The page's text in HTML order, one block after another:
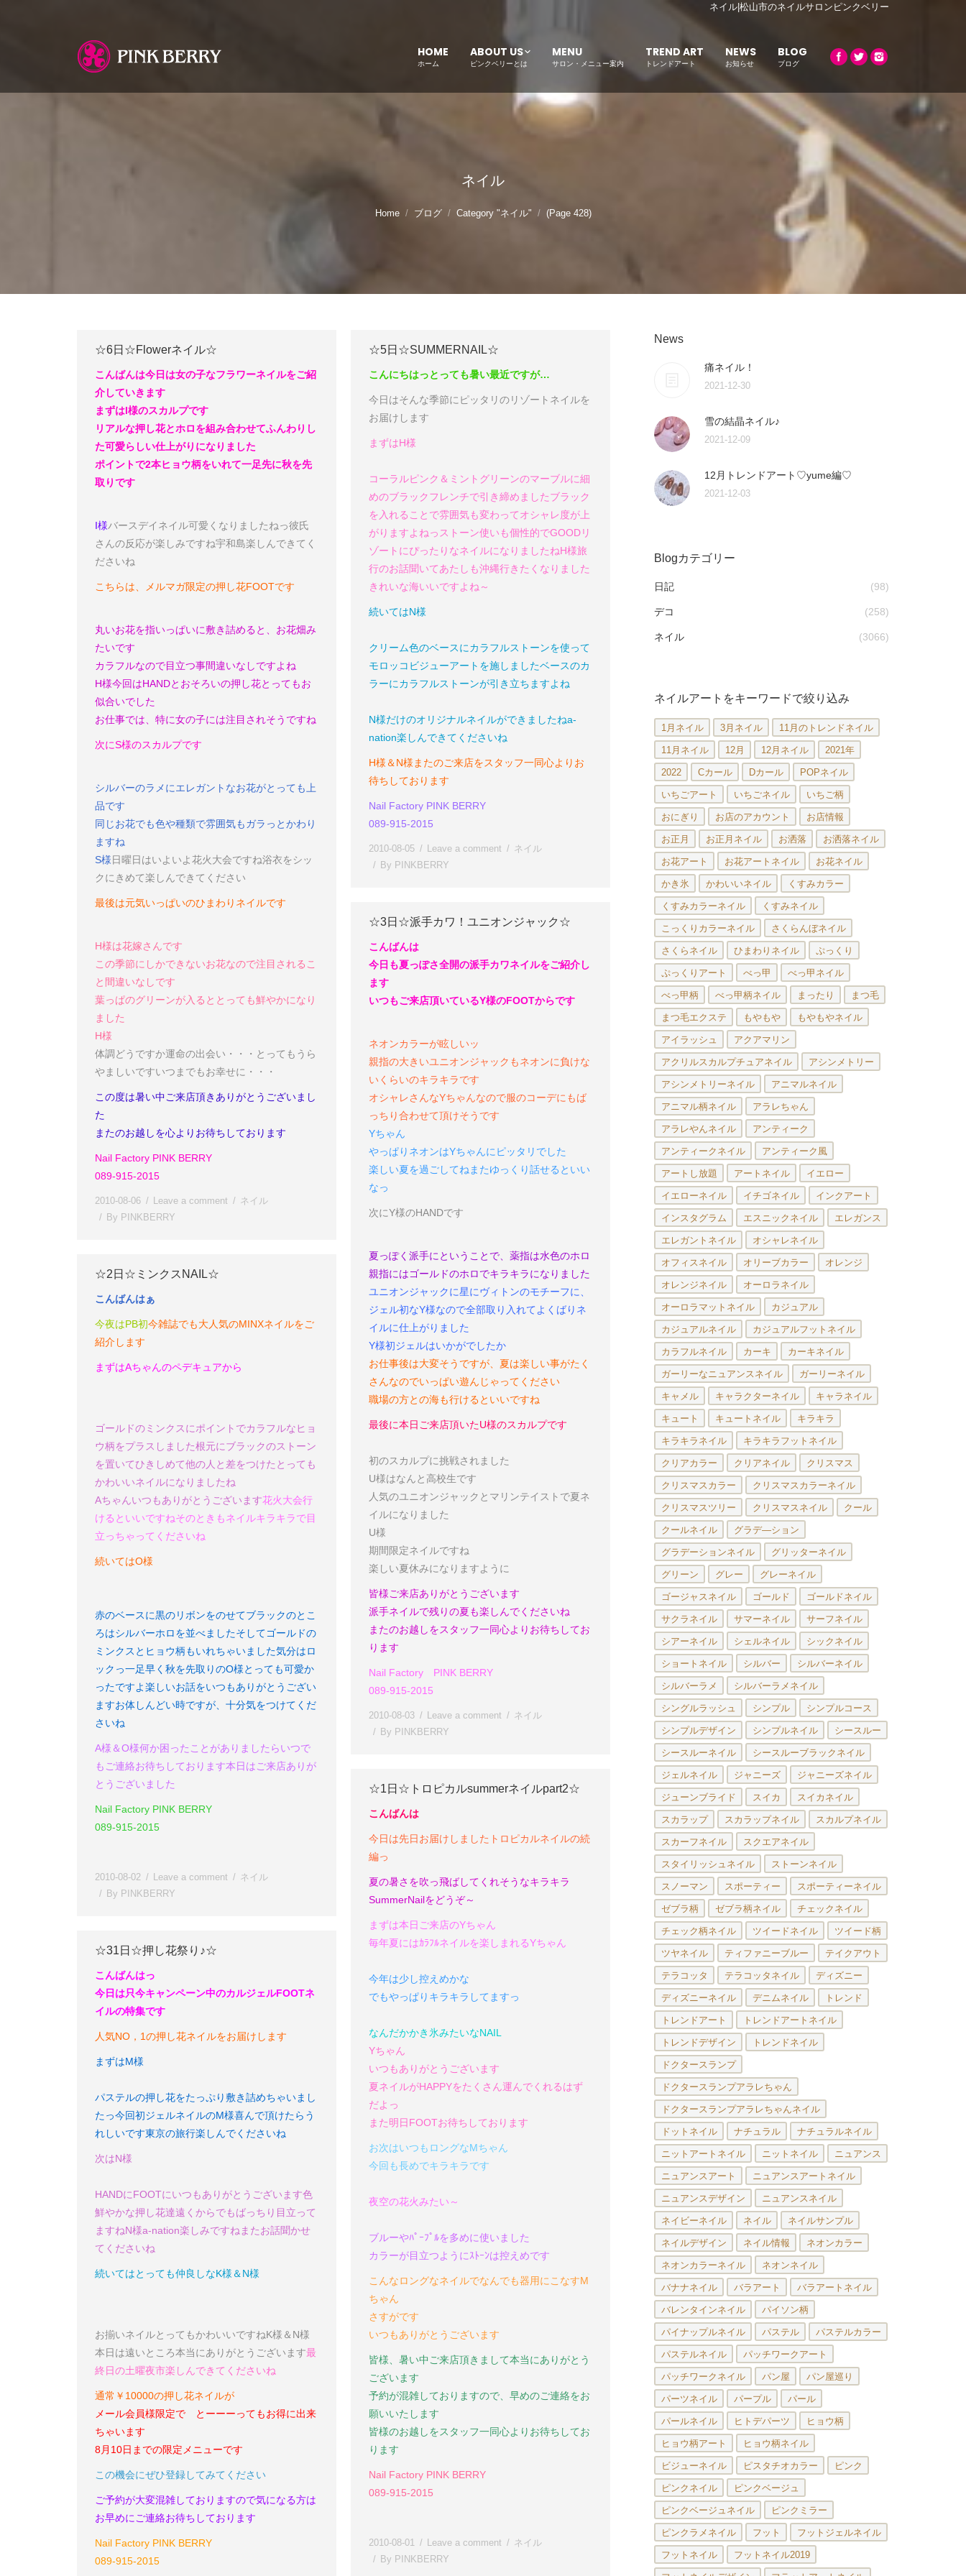
ネイル|松山市のネイルサロンピンクベリー
HOME
ホーム
ABOUT US
ピンクベリーとは
MENU
サロン・メニュー案内
TREND ART
トレンドアート
NEWS
お知らせ
BLOG
ブログ
ネイル
Home ブログ Category "ネイル" (Page 428)
☆6日☆Flowerネイル☆
こんばんは今日は女の子なフラワーネイルをご紹
介していきます
まずはI様のスカルプです
リアルな押し花とホロを組み合わせてふんわりし
た可愛らしい仕上がりになりました
ポイントで2本ヒョウ柄をいれて一足先に秋を先
取りです
I様バースデイネイル可愛くなりましたねっ彼氏
さんの反応が楽しみですね宇和島楽しんできてく
ださいね
こちらは、メルマガ限定の押し花FOOTです
丸いお花を指いっぱいに敷き詰めると、お花畑み
たいです
カラフルなので目立つ事間違いなしですよね
H様今回はHANDとおそろいの押し花とってもお
似合いでした
お仕事では、特に女の子には注目されそうですね
次にS様のスカルプです
シルバーのラメにエレガントなお花がとっても上
品です
同じお花でも色や種類で雰囲気もガラっとかわり
ますね
S様日曜日はいよいよ花火大会ですね浴衣をシッ
クにきめて楽しんできてください
最後は元気いっぱいのひまわりネイルです
H様は花嫁さんです
この季節にしかできないお花なので注目されるこ
と間違いなしです
葉っぱのグリーンが入るととっても鮮やかになり
ました
H様
体調どうですか運命の出会い・・・ とってもうら
やましいですいつまでもお幸せに・・・
この度は暑い中ご来店頂きありがとうございまし
た
またのお越しを心よりお待ちしております
Nail Factory PINK BERRY
089-915-2015
2010-08-06 Leave a comment
ネイル
By PINKBERRY
☆5日☆SUMMERNAIL☆
こんにちはっとっても暑い最近ですが…
今日はそんな季節にピッタリのリゾートネイルを
お届けします
まずはH様
コーラルピンク＆ミントグリーンのマーブルに細
めのブラックフレンチで引き締めましたブラック
を入れることで雰囲気も変わってオシャレ度が上
がりますよねっ ストーン使いも個性的でGOODリ
ゾートにぴったりなネイルになりましたねH様旅
行のお話聞いてあたしも沖縄行きたくなりました
きれいな海いいですよね～
続いてはN様
クリーム色のベースにカラフルストーンを使って
モロッコビジューアートを施しましたベースのカ
ラーにカラフルストーンが引き立ちますよね
N様だけのオリジナルネイルができましたねa-
nation楽しんできてくださいね
H様＆N様 またのご来店をスタッフ一同心よりお
待ちしております
Nail Factory PINK BERRY
089-915-2015
2010-08-05 Leave a comment
ネイル
By PINKBERRY
☆3日☆派手カワ！ユニオンジャック☆
こんばんは
今日も夏っぽさ全開の派手カワネイルをご紹介し
ます
いつもご来店頂いているY様のFOOTからです
ネオンカラーが眩しいッ
親指の大きいユニオンジャックもネオンに負けな
いくらいのキラキラです
オシャレさんなYちゃんなので服のコーデにもば
っちり合わせて頂けそうです
Yちゃん
やっぱりネオンはYちゃんにピッタリでした
楽しい夏を過ごしてね またゆっくり話せるといい
なっ
次にY様のHANDです
夏っぽく派手にということで、薬指は水色のホロ
親指にはゴールドのホロでキラキラになりました
ユニオンジャックに星にヴィトンのモチーフに、
ジェル初なY様なので全部取り入れてよくばりネ
イルに仕上がりました
Y様初ジェルはいかがでしたか
お仕事後は大変そうですが、夏は楽しい事がたく
さんなのでいっぱい遊んじゃってください
職場の方との海も行けるといいですね
最後に本日ご来店頂いたU様のスカルプです
初のスカルプに挑戦されました
U様はなんと高校生です
人気のユニオンジャックとマリンテイストで夏ネ
イルになりました
U様
期間限定ネイルですね
楽しい夏休みになりますように
皆様ご来店ありがとうございます
派手ネイルで残りの夏も楽しんでくださいね
またのお越しをスタッフ一同心よりお待ちしてお
ります
Nail Factory PINK BERRY
089-915-2015
2010-08-03 Leave a comment
ネイル
By PINKBERRY
☆2日☆ミンクスNAIL☆
こんばんはぁ
今夜はPB初今雑誌でも大人気のMINXネイルをご
紹介します
まずはAちゃんのペデキュアから
ゴールドのミンクスにポイントでカラフルなヒョ
ウ柄をプラスしました根元にブラックのストーン
を置いてひきしめて他の人と差をつけたとっても
かわいいネイルになりましたね
Aちゃんいつもありがとうございます花火大会行
けるといいですねそのときもネイルキラキラで目
立っちゃってくださいね
続いてはO様
赤のベースに黒のリボンをのせてブラックのとこ
ろはシルバーホロを並べましたそしてゴールドの
ミンクスとヒョウ柄もいれちゃいました気分はロ
ックっ一足早く秋を先取りのO様とっても可愛か
ったですよ楽しいお話をいつもありがとうござい
ますお体しんどい時ですが、十分気をつけてくだ
さいね
A様＆O様何か困ったことがありましたらいつで
もご連絡お待ちしております本日はご来店ありが
とうございました
Nail Factory PINK BERRY
089-915-2015
2010-08-02 Leave a comment
ネイル
By PINKBERRY
☆1日☆トロピカルsummerネイルpart2☆
こんばんは
今日は先日お届けしましたトロピカルネイルの続
編っ
夏の暑さを吹っ飛ばしてくれそうなキラキラ
SummerNailをどうぞ～
まずは本日ご来店のYちゃん
毎年夏にはｶﾗﾌﾙネイルを楽しまれるYちゃん
今年は少し控えめかな
でもやっぱりキラキラしてますっ
なんだかかき氷みたいなNAIL
Yちゃん
いつもありがとうございます
夏ネイルがHAPPYをたくさん運んでくれるはず
だよっ
また明日FOOTお待ちしております
お次はいつもロングなMちゃん
今回も長めでキラキラです
夜空の花火みたい～
ブルーやﾊﾟｰﾌﾟﾙを多めに使いました
カラーが目立つようにｽﾄｰﾝは控えめです
こんなロングなネイルでなんでも器用にこなすM
ちゃん
さすがです
いつもありがとうございます
皆様、暑い中ご来店頂きまして本当にありがとう
ございます
予約が混雑しておりますので、早めのご連絡をお
願いいたします
皆様のお越しをスタッフ一同心よりお待ちしてお
ります
Nail Factory PINK BERRY
089-915-2015
2010-08-01 Leave a comment
ネイル
By PINKBERRY
☆31日☆押し花祭り♪☆
こんばんはっ
今日は只今キャンペーン中のカルジェルFOOTネ
イルの特集です
人気NO，1の押し花ネイルをお届けします
まずはM様
パステルの押し花をたっぷり敷き詰めちゃいまし
たっ今回初ジェルネイルのM様喜んで頂けたらう
れしいです東京の旅行楽しんでくださいね
次はN様
HANDにFOOTにいつもありがとうございます色
鮮やかな押し花達遠くからでもばっちり目立って
ますねN様a-nation楽しみですね またお話聞かせ
てくださいね
続いてはとっても仲良しなK様＆N様
お揃いネイルとってもかわいいですねK様＆N様
本日は遠いところ本当にありがとうございます最
終日の土曜夜市楽しんできてくださいね
通常￥10000の押し花ネイルが
メール会員様限定で とーーーってもお得に出来
ちゃいます
8月10日までの限定メニューです
この機会にぜひ登録してみてください
ご予約が大変混雑しておりますので気になる方は
お早めにご連絡お待ちしております
Nail Factory PINK BERRY
089-915-2015
News
痛ネイル！
2021-12-30
雪の結晶ネイル♪
2021-12-09
12月トレンドアート♡yume編♡
2021-12-03
Blogカテゴリー
日記 (98)
デコ (258)
ネイル (3066)
ネイルアートをキーワードで絞り込み
1月ネイル 3月ネイル 11月のトレンドネイル
11月ネイル 12月 12月ネイル 2021年
2022 Cカール Dカール POPネイル
いちごアート いちごネイル いちご柄
おにぎり お店のアカウント お店情報
お正月 お正月ネイル お洒落 お洒落ネイル
お花アート お花アートネイル お花ネイル
かき氷 かわいいネイル くすみカラー
くすみカラーネイル くすみネイル
こっくりカラーネイル さくらんぼネイル
さくらネイル ひまわりネイル ぷっくり
ぷっくりアート べっ甲 べっ甲ネイル
べっ甲柄 べっ甲柄ネイル まったり まつ毛
まつ毛エクステ もやもや もやもやネイル
アイラッシュ アクアマリン
アクリルスカルプチュアネイル アシンメトリー
アシンメトリーネイル アニマルネイル
アニマル柄ネイル アラレちゃん
アラレやんネイル アンティーク
アンティークネイル アンティーク風
アートし放題 アートネイル イエロー
イエローネイル イチゴネイル インクアート
インスタグラム エスニックネイル エレガンス
エレガントネイル オシャレネイル
オフィスネイル オリーブカラー オレンジ
オレンジネイル オーロラネイル
オーロラマットネイル カジュアル
カジュアルネイル カジュアルフットネイル
カラフルネイル カーキ カーキネイル
ガーリーなニュアンスネイル ガーリーネイル
キャメル キャラクターネイル キャラネイル
キュート キュートネイル キラキラ
キラキラネイル キラキラフットネイル
クリアカラー クリアネイル クリスマス
クリスマスカラー クリスマスカラーネイル
クリスマスツリー クリスマスネイル クール
クールネイル グラデ―ション
グラデーションネイル グリッターネイル
グリーン グレー グレーネイル
ゴージャスネイル ゴールド ゴールドネイル
サクラネイル サマーネイル サーフネイル
シアーネイル シェルネイル シックネイル
ショートネイル シルバー シルバーネイル
シルバーラメ シルバーラメネイル
シングルラッシュ シンプル シンプルコース
シンプルデザイン シンプルネイル シースルー
シースルーネイル シースルーブラックネイル
ジェルネイル ジャニーズ ジャニーズネイル
ジューンブライド スイカ スイカネイル
スカラップ スカラップネイル スカルプネイル
スカーフネイル スクエアネイル
スタイリッシュネイル ストーンネイル
スノーマン スポーティー スポーティーネイル
ゼブラ柄 ゼブラ柄ネイル チェックネイル
チェック柄ネイル ツイードネイル ツイード柄
ツヤネイル ティファニーブルー テイクアウト
テラコッタ テラコッタネイル ディズニー
ディズニーネイル デニムネイル トレンド
トレンドアート トレンドアートネイル
トレンドデザイン トレンドネイル
ドクタースランプ
ドクタースランプアラレちゃん
ドクタースランプアラレちゃんネイル
ドットネイル ナチュラル ナチュラルネイル
ニットアートネイル ニットネイル ニュアンス
ニュアンスアート ニュアンスアートネイル
ニュアンスデザイン ニュアンスネイル
ネイビーネイル ネイル ネイルサンプル
ネイルデザイン ネイル情報 ネオンカラー
ネオンカラーネイル ネオンネイル
バナナネイル バラアート バラアートネイル
バレンタインネイル パイソン柄
パイナップルネイル パステル パステルカラー
パステルネイル パッチワークアート
パッチワークネイル パン屋 パン屋巡り
パーツネイル パープル パール
パールネイル ヒトデパーツ ヒョウ柄
ヒョウ柄アート ヒョウ柄ネイル
ビジューネイル ピスタチオカラー ピンク
ピンクネイル ピンクベージュ
ピンクベージュネイル ピンクミラー
ピンクラメネイル フット フットジェルネイル
フットネイル フットネイル2019